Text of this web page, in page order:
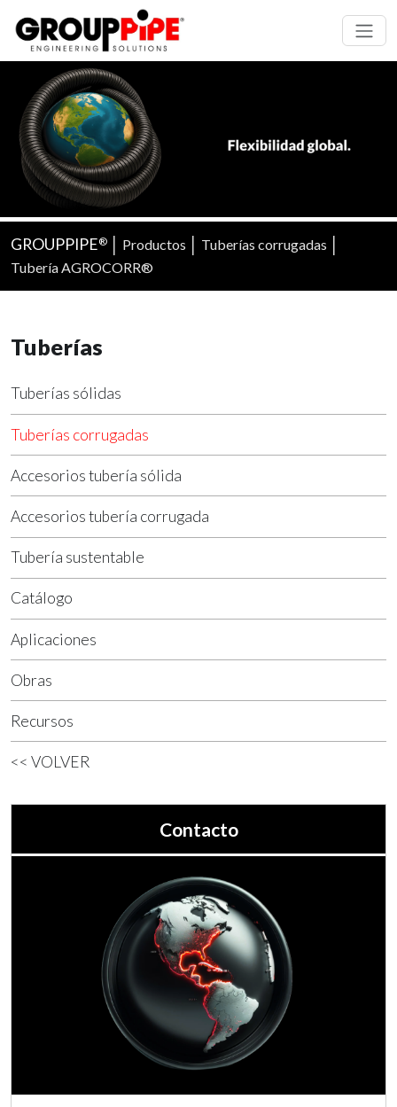
GROUPPIPE® Productos Tuberías corrugadas
Tubería AGROCORR®
Tuberías
Tuberías sólidas
Tuberías corrugadas
Accesorios tubería sólida
Accesorios tubería corrugada
Tubería sustentable
Catálogo
Aplicaciones
Obras
Recursos
<< VOLVER
Contacto